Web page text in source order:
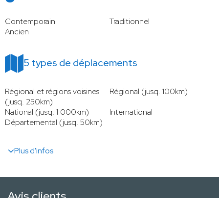
Contemporain
Traditionnel
Ancien
5 types de déplacements
Régional et régions voisines
(jusq. 250km)
Régional (jusq. 100km)
National (jusq. 1 000km)
International
Départemental (jusq. 50km)
Plus d'infos